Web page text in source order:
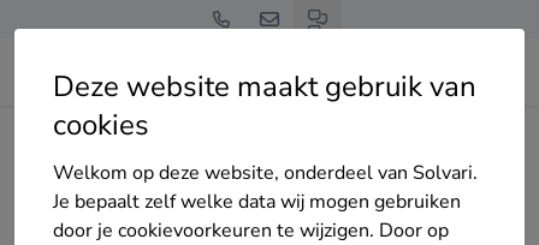
Deze website maakt gebruik van
cookies
Welkom op deze website, onderdeel van Solvari.
Je bepaalt zelf welke data wij mogen gebruiken
door je cookievoorkeuren te wijzigen. Door op
Home Bedrijven overzicht